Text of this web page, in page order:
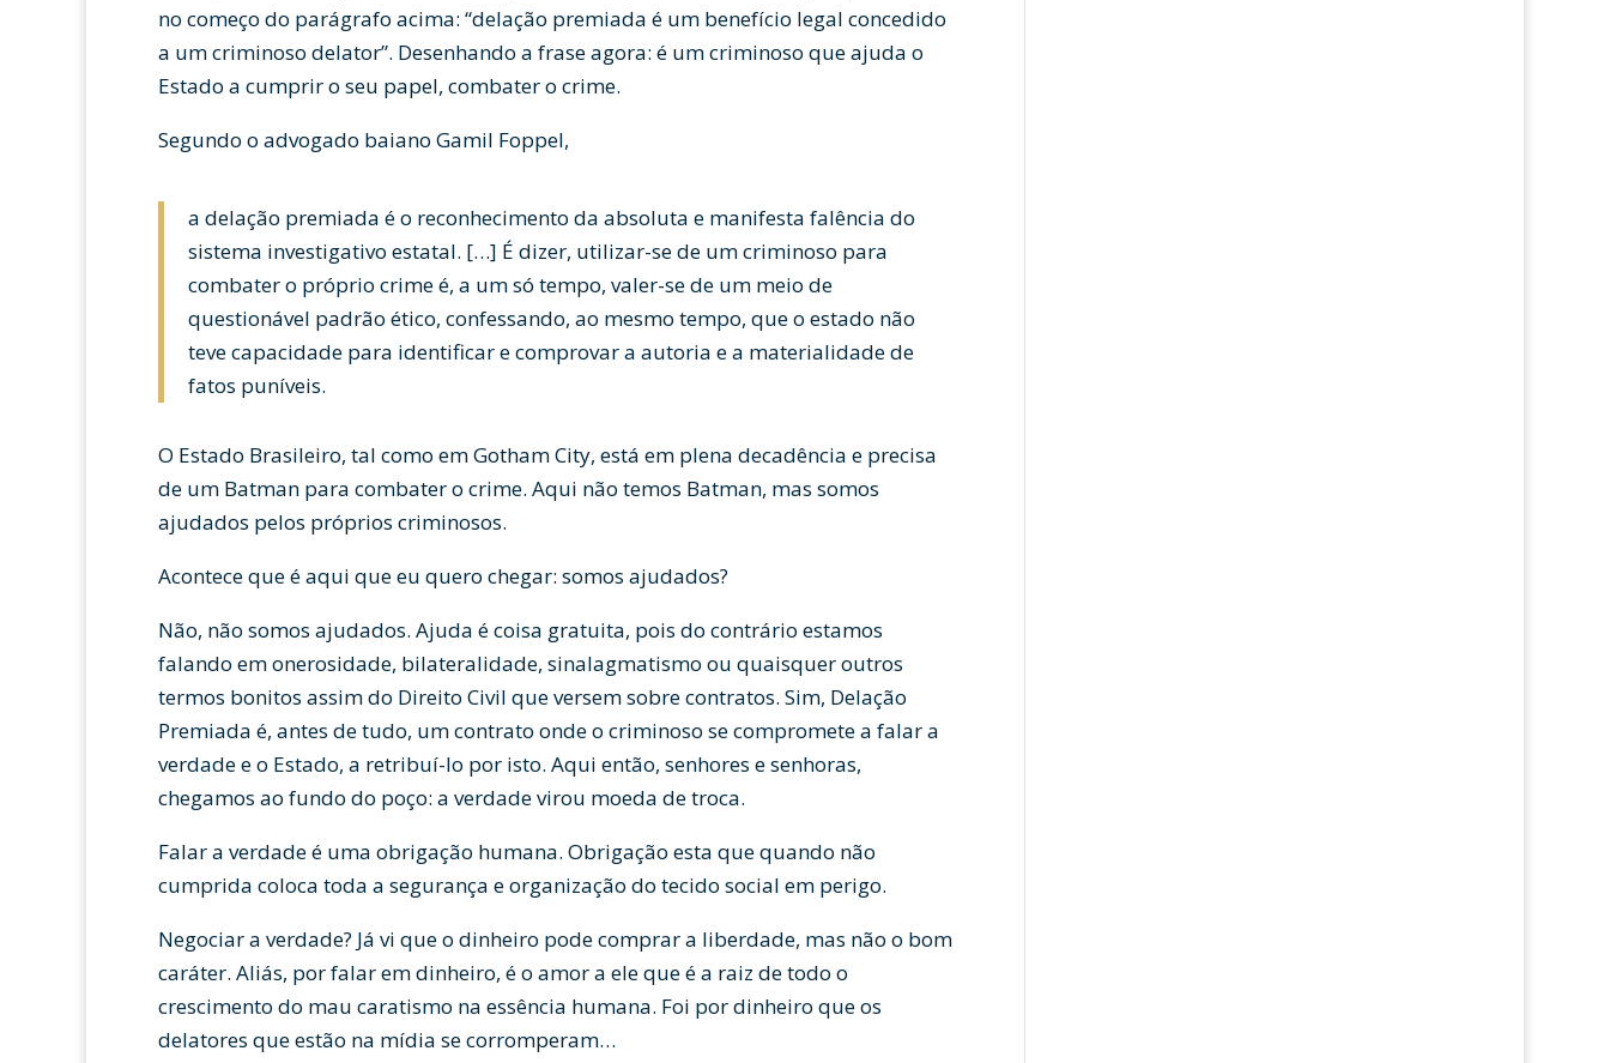
no começo do parágrafo acima: “delação premiada é um benefício legal concedido
a um criminoso delator”. Desenhando a frase agora: é um criminoso que ajuda o
Estado a cumprir o seu papel, combater o crime.
Segundo o advogado baiano Gamil Foppel,
a delação premiada é o reconhecimento da absoluta e manifesta falência do
sistema investigativo estatal. […] É dizer, utilizar-se de um criminoso para
combater o próprio crime é, a um só tempo, valer-se de um meio de
questionável padrão ético, confessando, ao mesmo tempo, que o estado não
teve capacidade para identificar e comprovar a autoria e a materialidade de
fatos puníveis.
O Estado Brasileiro, tal como em Gotham City, está em plena decadência e precisa
de um Batman para combater o crime. Aqui não temos Batman, mas somos
ajudados pelos próprios criminosos.
Acontece que é aqui que eu quero chegar: somos ajudados?
Não, não somos ajudados. Ajuda é coisa gratuita, pois do contrário estamos
falando em onerosidade, bilateralidade, sinalagmatismo ou quaisquer outros
termos bonitos assim do Direito Civil que versem sobre contratos. Sim, Delação
Premiada é, antes de tudo, um contrato onde o criminoso se compromete a falar a
verdade e o Estado, a retribuí-lo por isto. Aqui então, senhores e senhoras,
chegamos ao fundo do poço: a verdade virou moeda de troca.
Falar a verdade é uma obrigação humana. Obrigação esta que quando não
cumprida coloca toda a segurança e organização do tecido social em perigo.
Negociar a verdade? Já vi que o dinheiro pode comprar a liberdade, mas não o bom
caráter. Aliás, por falar em dinheiro, é o amor a ele que é a raiz de todo o
crescimento do mau caratismo na essência humana. Foi por dinheiro que os
delatores que estão na mídia se corromperam…